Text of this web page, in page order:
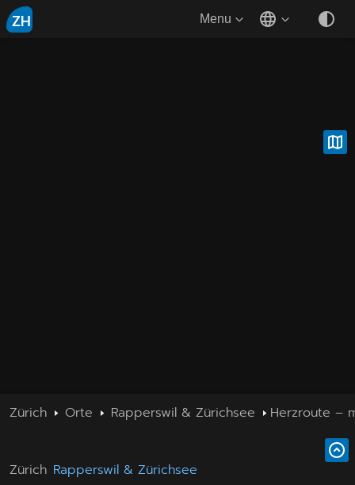
ZH Menu
Zürich Orte Rapperswil & Zürichsee Herzroute –
Zürich Rapperswil & Zürichsee